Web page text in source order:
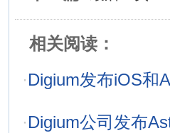
相关阅读：
·Digium发布iOS和
·Digium公司发布